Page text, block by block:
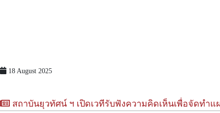
18 August 2025
สถาบันยุวทัศน์ ฯ เปิดเวทีรับฟังความคิดเห็นเพื่อจัดทำ